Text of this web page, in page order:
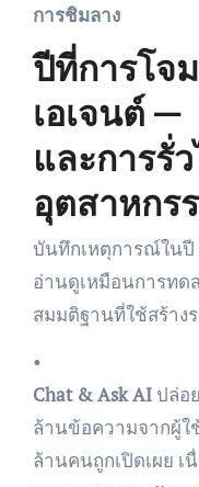
การชิมลาง
ปีที่การโจ
เอเจนต์ —
และการรั่
อุตสาหกร
บันทึกเหตุการณ์ในปี
อ่านดูเหมือนการท
สมมติฐานที่ใช้สร้าง
•
Chat & Ask AIปล่อ
ล้านข้อความจากผู้ใ
ล้านคนถูกเปิดเผย เ